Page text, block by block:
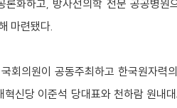
화하고, 방사선의학 전문 공공병원
마련됐다.
회의원이 공동주최하고 한국원자력
신당 이준석 당대표와 천하람 원내